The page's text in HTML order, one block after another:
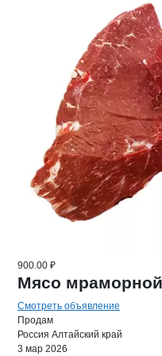
900.00 ₽
Мясо
Смотреть объявление
Продам
Россия Алтайский край
3 мар 2026